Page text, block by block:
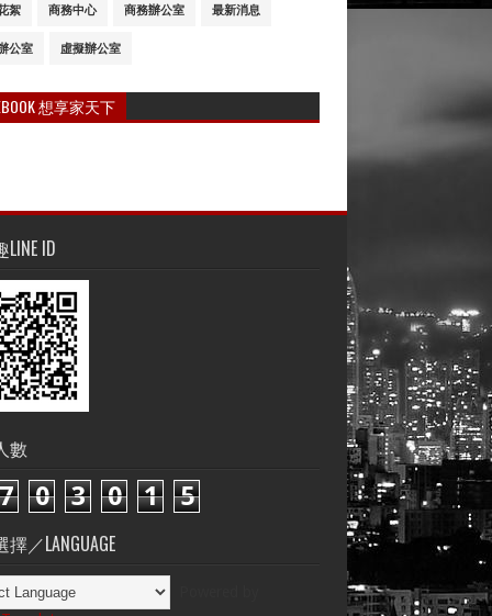
絮 商務中心 商務辦公室 最新消息
公室 虛擬辦公室
想享家天下
ID
數
0 3 0 1 5
／LANGUAGE